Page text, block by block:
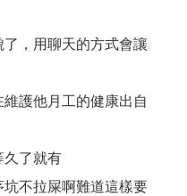
，用聊天的方式會讓
護他月工的健康出自
久了就有
不拉屎啊難道這樣要